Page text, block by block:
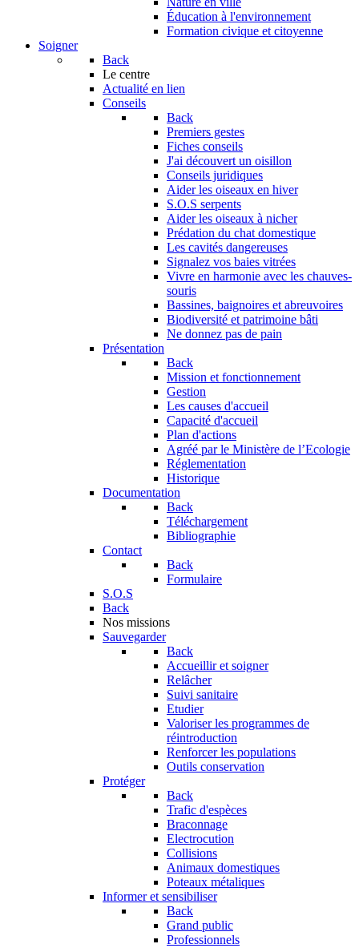
Éducation à l'environnement
Formation civique et citoyenne
Soigner
Back
Le centre
Actualité en lien
Conseils
Back
Premiers gestes
Fiches conseils
J'ai découvert un oisillon
Conseils juridiques
Aider les oiseaux en hiver
S.O.S serpents
Aider les oiseaux à nicher
Prédation du chat domestique
Les cavités dangereuses
Signalez vos baies vitrées
Vivre en harmonie avec les chauves-
souris
Bassines, baignoires et abreuvoires
Biodiversité et patrimoine bâti
Ne donnez pas de pain
Présentation
Back
Mission et fonctionnement
Gestion
Les causes d'accueil
Capacité d'accueil
Plan d'actions
Agréé par le Ministère de l’Ecologie
Réglementation
Historique
Documentation
Back
Téléchargement
Bibliographie
Contact
Back
Formulaire
S.O.S
Back
Nos missions
Sauvegarder
Back
Accueillir et soigner
Relâcher
Suivi sanitaire
Etudier
Valoriser les programmes de
réintroduction
Renforcer les populations
Outils conservation
Protéger
Back
Trafic d'espèces
Braconnage
Electrocution
Collisions
Animaux domestiques
Poteaux métaliques
Informer et sensibiliser
Back
Grand public
Professionnels